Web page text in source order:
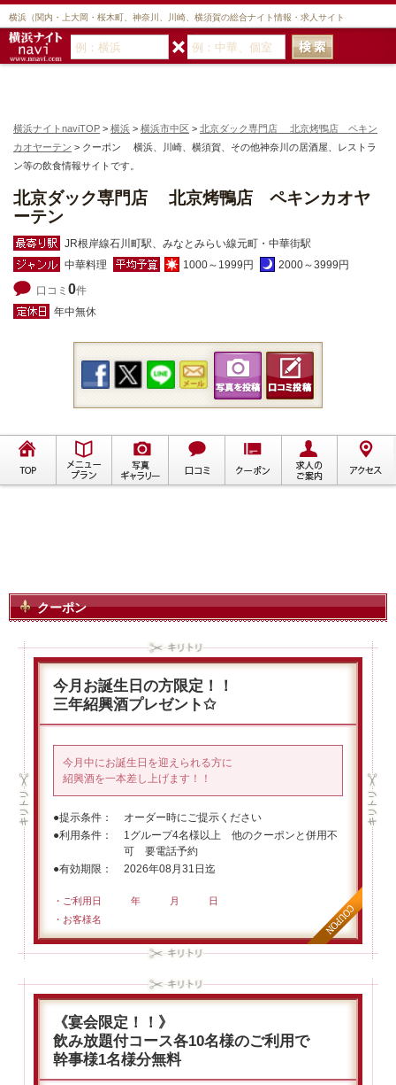
横浜（関内・上大岡・桜木町、神奈川、川崎、横須賀の総合ナイト情報・求人サイト
横浜ナイトnaviTOP > 横浜 > 横浜市中区 > 北京ダック専門店 北京烤鴨店 ペキン
カオヤーテン > クーポン 横浜、川崎、横須賀、その他神奈川の居酒屋、レストラ
ン等の飲食情報サイトです。
北京ダック専門店 北京烤鴨店 ペキンカオヤ
ーテン
JR根岸線石川町駅、みなとみらい線元町・中華街駅
中華料理
1000～1999円 2000～3999円
口コミ 0件
年中無休
クーポン
今月お誕生日の方限定！！
三年紹興酒プレゼント✩
今月中にお誕生日を迎えられる方に
紹興酒を一本差し上げます！！
提示条件
オーダー時にご提示ください
利用条件
1グループ4名様以上 他のクーポンと併用不
可 要電話予約
有効期限
2026年08月31日迄
・ご利用日 年 月 日
・お客様名
《宴会限定！！》
飲み放題付コース各10名様のご利用で
幹事様1名様分無料